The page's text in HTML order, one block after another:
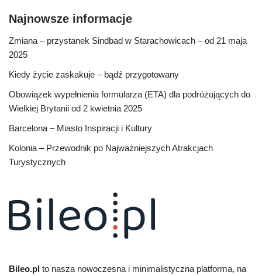
Najnowsze informacje
Zmiana – przystanek Sindbad w Starachowicach – od 21 maja
2025
Kiedy życie zaskakuje – bądź przygotowany
Obowiązek wypełnienia formularza (ETA) dla podróżujących do
Wielkiej Brytanii od 2 kwietnia 2025
Barcelona – Miasto Inspiracji i Kultury
Kolonia – Przewodnik po Najważniejszych Atrakcjach
Turystycznych
Bileo.pl to nasza nowoczesna i minimalistyczna platforma, na